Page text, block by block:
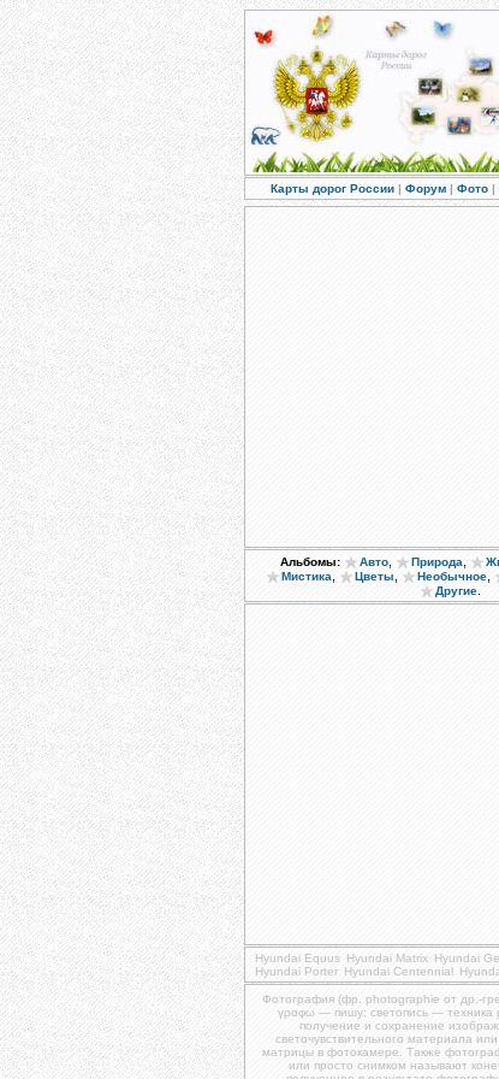
Карты дорог России | Форум | Фото |
Альбомы: Авто Природа
Мистика Цветы Необычное
Другие.
Hyundai Equus Hyundai Matrix Hyundai
Hyundai Porter Hyundai Centennial
Фотография (фр. photographie от др.-
γραφω — пишу; светопись — техника
получение и сохранение
светочувствительного материала
матрицы в фотокамере. Также
или просто снимком называют